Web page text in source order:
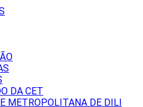
DA CET
METROPOLITANA DE DILI